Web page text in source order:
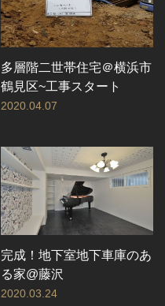
多層階二世帯住宅＠横浜市
鶴見区~工事スタート
2020.04.07
完成！地下室地下車庫のあ
る家@藤沢
2020.03.24